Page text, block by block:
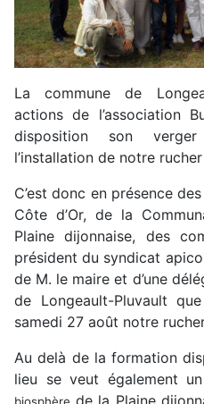
La commune de
actions de l’association
disposition son
l’installation de notre
C’est donc en présence
Côte d’Or, de la
Plaine dijonnaise, des
président du syndicat
de M. le maire et d’une
de Longeault-Pluvault
samedi 27 août notre
Au delà de la formation
lieu se veut également